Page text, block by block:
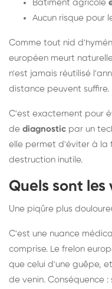
Bâtiment agricole
Aucun risque pour
Comme tout nid
européen meurt
n'est jamais réutilisé
distance peuvent suffire.
C'est exactement pour
de diagnostic par un
elle permet d'éviter à la
destruction inutile.
Quels sont les
Une piqûre plus
C'est une nuance
comprise. Le frelon
que celui d'une guêpe,
de venin. Conséquence